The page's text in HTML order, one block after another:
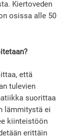
Kiertoveden
osissa alle 50
että
tulevien
suorittaa
lämmitystä ei
kiinteistöön
erittäin